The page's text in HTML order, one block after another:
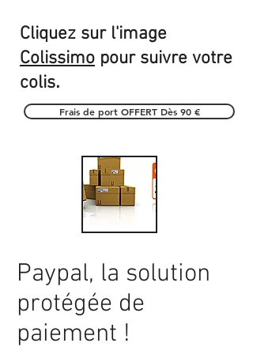
Cliquez sur l'image
Colissimo pour suivre votre
colis.
Frais de port OFFERT Dès 90 €
Paypal, la solution
protégée de
paiement !